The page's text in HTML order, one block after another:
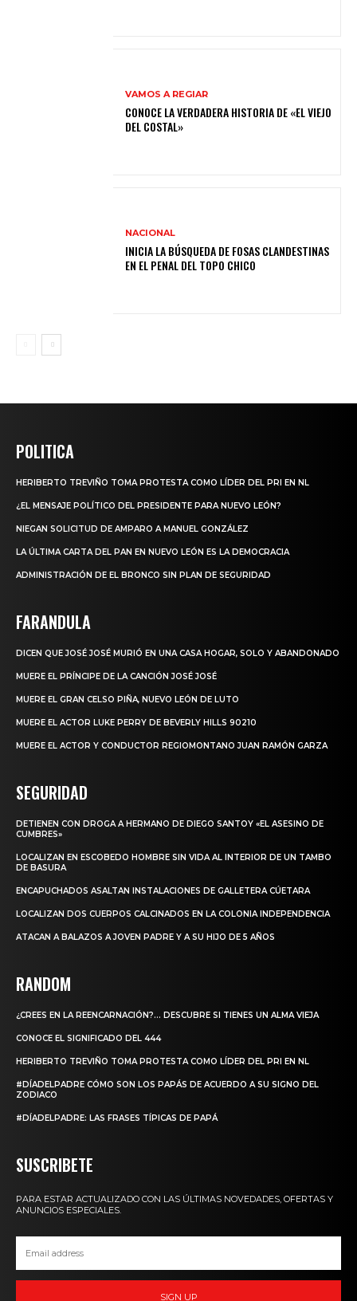
VAMOS A REGIAR
CONOCE LA VERDADERA HISTORIA DE «EL VIEJO
DEL COSTAL»
NACIONAL
INICIA LA BÚSQUEDA DE FOSAS CLANDESTINAS
EN EL PENAL DEL TOPO CHICO
POLITICA
HERIBERTO TREVIÑO TOMA PROTESTA COMO LÍDER DEL PRI EN NL
¿EL MENSAJE POLÍTICO DEL PRESIDENTE PARA NUEVO LEÓN?
NIEGAN SOLICITUD DE AMPARO A MANUEL GONZÁLEZ
LA ÚLTIMA CARTA DEL PAN EN NUEVO LEÓN ES LA DEMOCRACIA
ADMINISTRACIÓN DE EL BRONCO SIN PLAN DE SEGURIDAD
FARANDULA
DICEN QUE JOSÉ JOSÉ MURIÓ EN UNA CASA HOGAR, SOLO Y ABANDONADO
MUERE EL PRÍNCIPE DE LA CANCIÓN JOSÉ JOSÉ
MUERE EL GRAN CELSO PIÑA, NUEVO LEÓN DE LUTO
MUERE EL ACTOR LUKE PERRY DE BEVERLY HILLS 90210
MUERE EL ACTOR Y CONDUCTOR REGIOMONTANO JUAN RAMÓN GARZA
SEGURIDAD
DETIENEN CON DROGA A HERMANO DE DIEGO SANTOY «EL ASESINO DE
CUMBRES»
LOCALIZAN EN ESCOBEDO HOMBRE SIN VIDA AL INTERIOR DE UN TAMBO
DE BASURA
ENCAPUCHADOS ASALTAN INSTALACIONES DE GALLETERA CÚETARA
LOCALIZAN DOS CUERPOS CALCINADOS EN LA COLONIA INDEPENDENCIA
ATACAN A BALAZOS A JOVEN PADRE Y A SU HIJO DE 5 AÑOS
RANDOM
¿CREES EN LA REENCARNACIÓN?… DESCUBRE SI TIENES UN ALMA VIEJA
CONOCE EL SIGNIFICADO DEL 444
HERIBERTO TREVIÑO TOMA PROTESTA COMO LÍDER DEL PRI EN NL
#DÍADELPADRE CÓMO SON LOS PAPÁS DE ACUERDO A SU SIGNO DEL
ZODIACO
#DÍADELPADRE: LAS FRASES TÍPICAS DE PAPÁ
SUSCRIBETE
PARA ESTAR ACTUALIZADO CON LAS ÚLTIMAS NOVEDADES, OFERTAS Y
ANUNCIOS ESPECIALES.
SIGN UP